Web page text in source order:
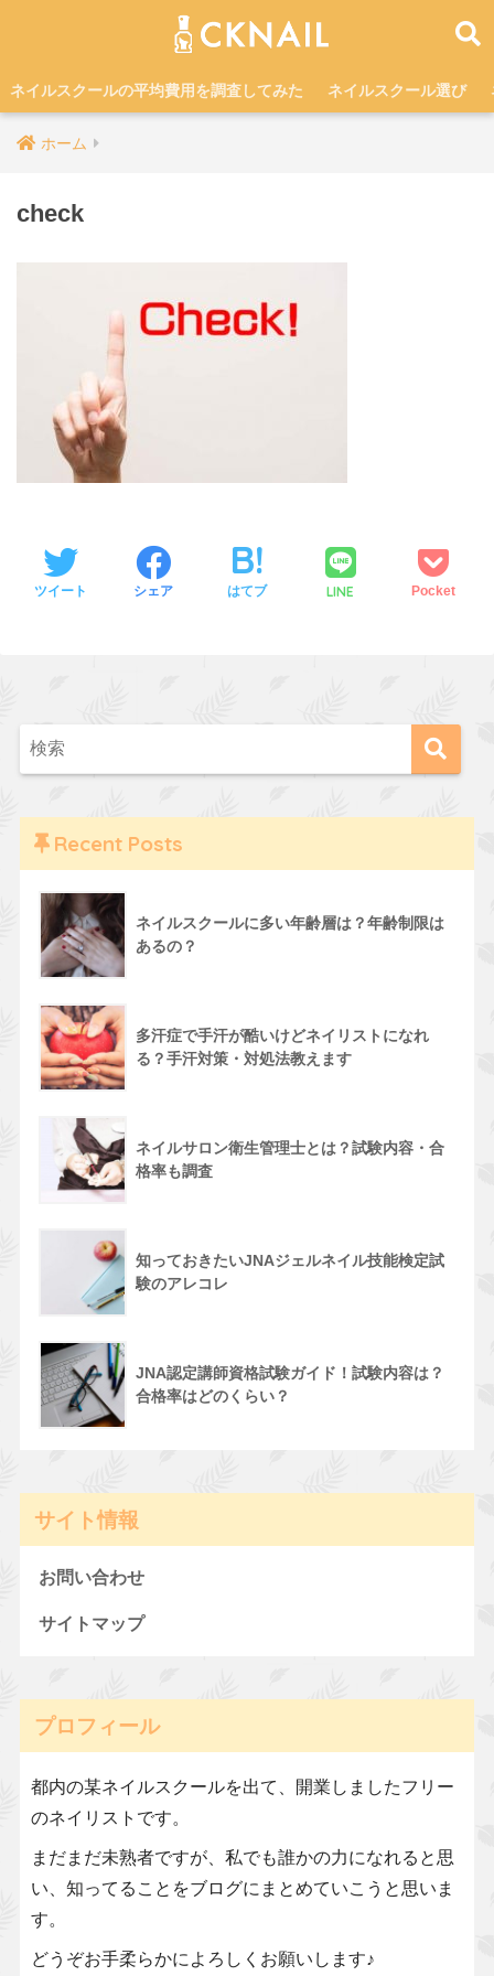
ネイルスクールの平均費用を調査してみた ネイルスクール選び
ホーム
check
ツイート シェア はてブ LINE Pocket
Recent Posts
ネイルスクールに多い年齢層は？年齢制限は
あるの？
多汗症で手汗が酷いけどネイリストになれ
る？手汗対策・対処法教えます
ネイルサロン衛生管理士とは？試験内容・合
格率も調査
知っておきたいJNAジェルネイル技能検定試
験のアレコレ
JNA認定講師資格試験ガイド！試験内容は？
合格率はどのくらい？
サイト情報
お問い合わせ
サイトマップ
プロフィール
都内の某ネイルスクールを出て、開業しましたフリー
のネイリストです。
まだまだ未熟者ですが、私でも誰かの力になれると思
い、知ってることをブログにまとめていこうと思いま
す。
どうぞお手柔らかによろしくお願いします♪